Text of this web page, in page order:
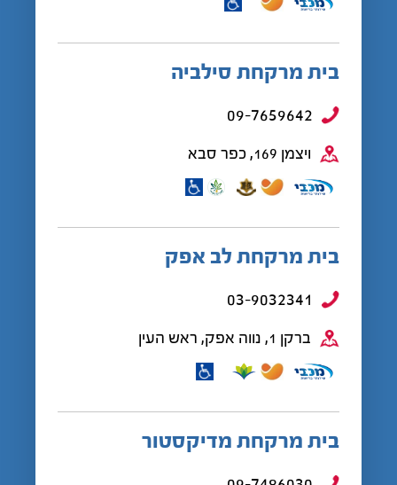
בית מרקחת סילביה
09-7659642
ויצמן 169, כפר סבא
בית מרקחת לב אפק
03-9032341
ברקן 1, נווה אפק, ראש העין
בית מרקחת מדיקסטור